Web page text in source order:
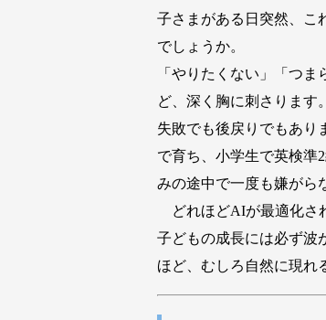
子さまがある日突然、こ
でしょうか。
「やりたくない」「つ
ど、深く胸に刺さります
失敗でも後戻りでもあり
で育ち、小学生で英検準
みの途中で一度も嫌がら
どれほどAIが最適化さ
子どもの成長には必ず波
ほど、むしろ自然に現れ